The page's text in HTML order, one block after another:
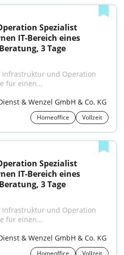
Spezialist
IT-Bereich eines
3 Tage
Infrastruktur und Operation
für einen...
& Wenzel GmbH & Co. KG
Homeoffice Vollzeit
Spezialist
IT-Bereich eines
3 Tage
Infrastruktur und Operation
für einen...
& Wenzel GmbH & Co. KG
Homeoffice Vollzeit